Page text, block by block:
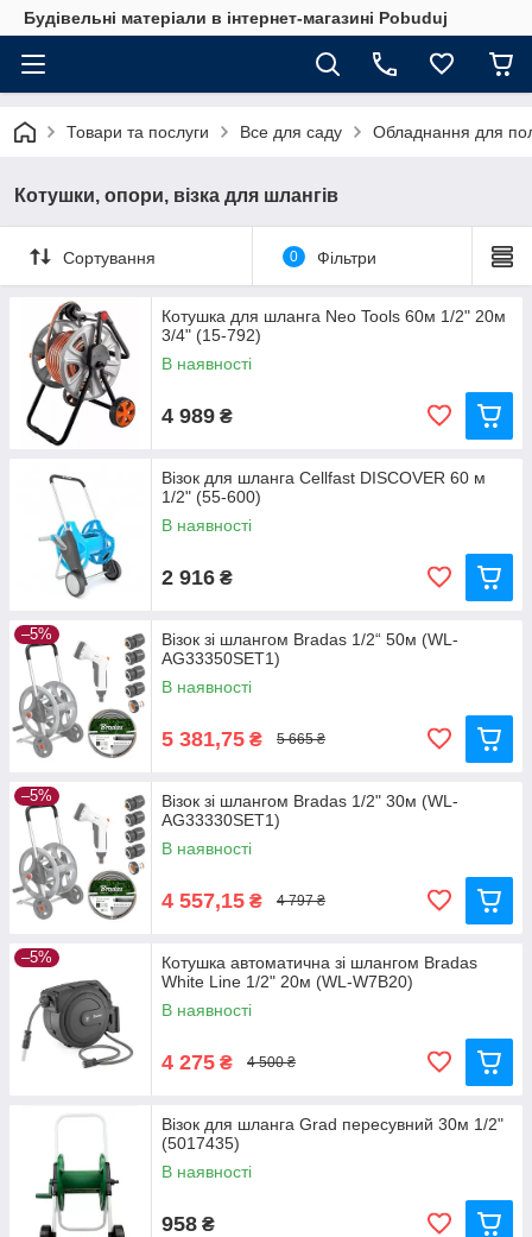
Будівельні матеріали в інтернет-магазині Pobuduj
Товари та послуги Все для саду Обладнання для
Котушки, опори, візка для шлангів
Сортування 0 Фільтри
Котушка для шланга Neo Tools 60м 1/2" 20м
3/4" (15-792)
В наявності
4 989 ₴
Візок для шланга Cellfast DISCOVER 60 м
1/2" (55-600)
В наявності
2 916 ₴
–5%
Візок зі шлангом Bradas 1/2“ 50м (WL-
AG33350SET1)
В наявності
5 381,75 ₴ 5 665 ₴
–5%
Візок зі шлангом Bradas 1/2" 30м (WL-
AG33330SET1)
В наявності
4 557,15 ₴ 4 797 ₴
–5%
Котушка автоматична зі шлангом Bradas
White Line 1/2" 20м (WL-W7B20)
В наявності
4 275 ₴ 4 500 ₴
Візок для шланга Grad пересувний 30м 1/2"
(5017435)
В наявності
958 ₴